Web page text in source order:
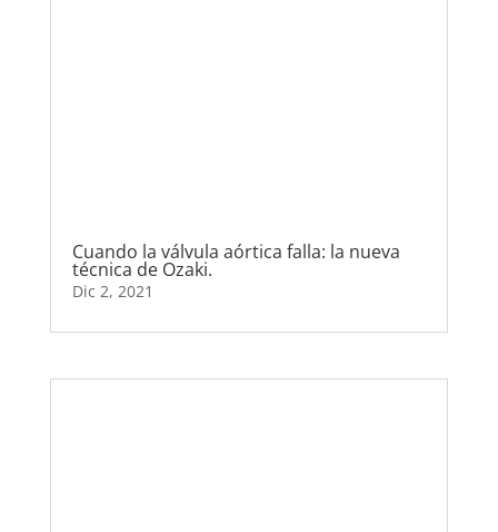
Cuando la válvula aórtica falla: la nueva
técnica de Ozaki.
Dic 2, 2021